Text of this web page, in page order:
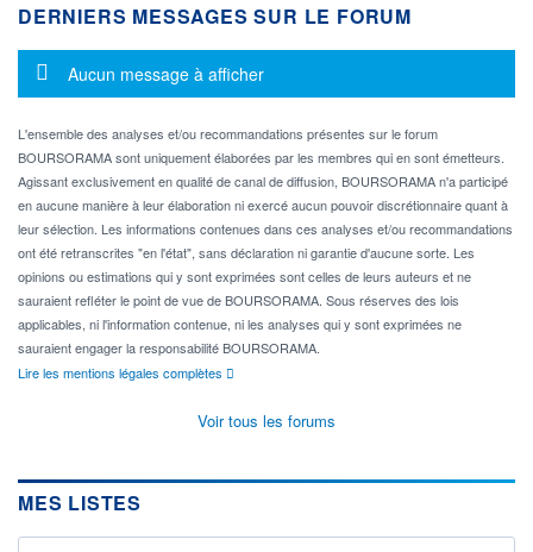
DERNIERS MESSAGES SUR LE FORUM
Message d'information
Aucun message à afficher
L'ensemble des analyses et/ou recommandations présentes sur le forum
BOURSORAMA sont uniquement élaborées par les membres qui en sont émetteurs.
Agissant exclusivement en qualité de canal de diffusion, BOURSORAMA n'a participé
en aucune manière à leur élaboration ni exercé aucun pouvoir discrétionnaire quant à
leur sélection. Les informations contenues dans ces analyses et/ou recommandations
ont été retranscrites "en l'état", sans déclaration ni garantie d'aucune sorte. Les
opinions ou estimations qui y sont exprimées sont celles de leurs auteurs et ne
sauraient refléter le point de vue de BOURSORAMA. Sous réserves des lois
applicables, ni l'information contenue, ni les analyses qui y sont exprimées ne
sauraient engager la responsabilité BOURSORAMA.
Lire les mentions légales complètes
Voir tous les forums
MES LISTES